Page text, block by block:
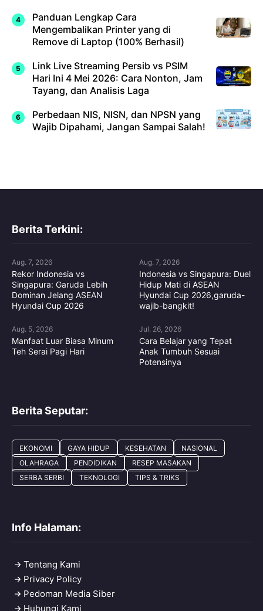
Panduan Lengkap Cara
Mengembalikan Printer yang di
Remove di Laptop (100% Berhasil)
Link Live Streaming Persib vs PSIM
Hari Ini 4 Mei 2026: Cara Nonton, Jam
Tayang, dan Analisis Laga
Perbedaan NIS, NISN, dan NPSN yang
Wajib Dipahami, Jangan Sampai Salah!
Berita Terkini:
Aug. 7, 2026
Rekor Indonesia vs
Singapura: Garuda Lebih
Dominan Jelang ASEAN
Hyundai Cup 2026
Aug. 7, 2026
Indonesia vs Singapura: Duel
Hidup Mati di ASEAN
Hyundai Cup 2026,garuda-
wajib-bangkit!
Aug. 5, 2026
Manfaat Luar Biasa Minum
Teh Serai Pagi Hari
Jul. 26, 2026
Cara Belajar yang Tepat
Anak Tumbuh Sesuai
Potensinya
Berita Seputar:
EKONOMI GAYA HIDUP KESEHATAN
NASIONAL
OLAHRAGA
PENDIDIKAN
RESEP MASAKAN
SERBA SERBI
TEKNOLOGI TIPS & TRIKS
Info Halaman:
Tentang Kami
Privacy Policy
Pedoman Media Siber
Hubungi Kami